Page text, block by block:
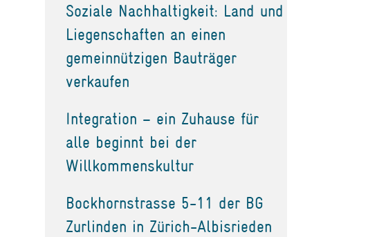
Soziale Nachhaltigkeit: Land und
Liegenschaften an einen
gemeinnützigen Bauträger
verkaufen
Integration – ein Zuhause für
alle beginnt bei der
Willkommenskultur
Bockhornstrasse 5-11 der BG
Zurlinden in Zürich-Albisrieden